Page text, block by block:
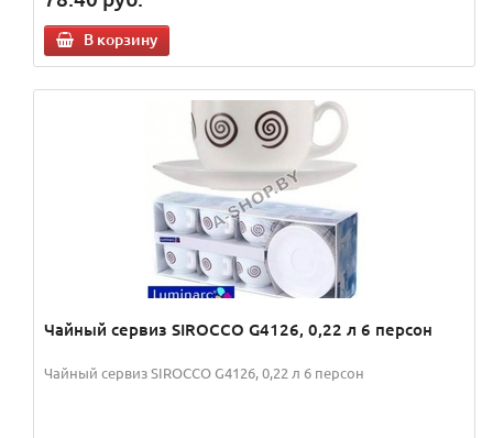
В корзину
Чайный сервиз SIROCCO G4126, 0,22 л 6 персон
Чайный сервиз SIROCCO G4126, 0,22 л 6 персон